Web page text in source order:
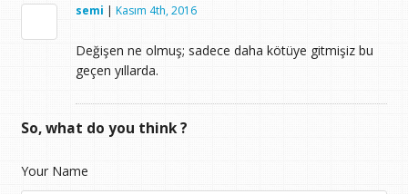
semi | Kasım 4th, 2016
Değişen ne olmuş; sadece daha kötüye gitmişiz bu
geçen yıllarda.
So, what do you think ?
Your Name